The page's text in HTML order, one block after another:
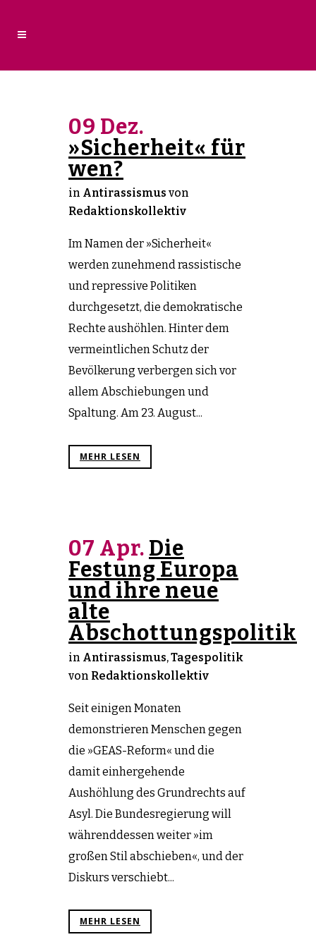
09 Dez.
»Sicherheit« für
wen?
in Antirassismus von
Redaktionskollektiv
Im Namen der »Sicherheit«
werden zunehmend rassistische
und repressive Politiken
durchgesetzt, die demokratische
Rechte aushöhlen. Hinter dem
vermeintlichen Schutz der
Bevölkerung verbergen sich vor
allem Abschiebungen und
Spaltung. Am 23. August...
MEHR LESEN
07 Apr. Die
Festung Europa
und ihre neue
alte
Abschottungspolitik
in Antirassismus,Tagespolitik
von Redaktionskollektiv
Seit einigen Monaten
demonstrieren Menschen gegen
die »GEAS-Reform« und die
damit einhergehende
Aushöhlung des Grundrechts auf
Asyl. Die Bundesregierung will
währenddessen weiter »im
großen Stil abschieben«, und der
Diskurs verschiebt...
MEHR LESEN